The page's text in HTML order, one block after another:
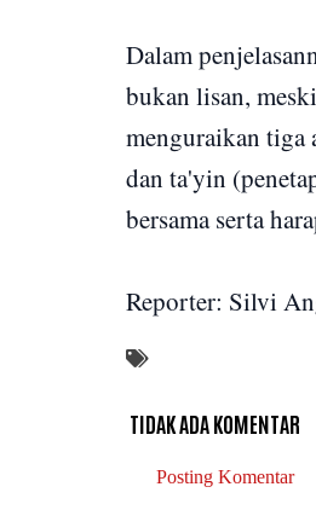
Dalam
bukan lisan,
menguraikan tiga
dan ta'yin
bersama serta
Reporter: Silvi
TIDAK ADA KOMENTAR
Posting Komentar